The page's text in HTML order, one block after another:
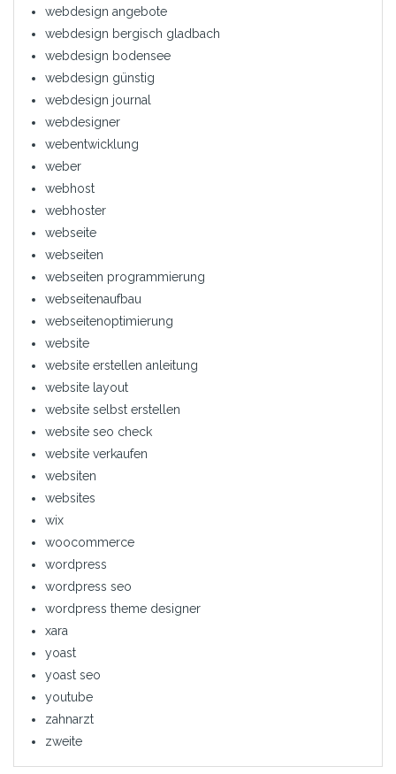
webdesign angebote
webdesign bergisch gladbach
webdesign bodensee
webdesign günstig
webdesign journal
webdesigner
webentwicklung
weber
webhost
webhoster
webseite
webseiten
webseiten programmierung
webseitenaufbau
webseitenoptimierung
website
website erstellen anleitung
website layout
website selbst erstellen
website seo check
website verkaufen
websiten
websites
wix
woocommerce
wordpress
wordpress seo
wordpress theme designer
xara
yoast
yoast seo
youtube
zahnarzt
zweite